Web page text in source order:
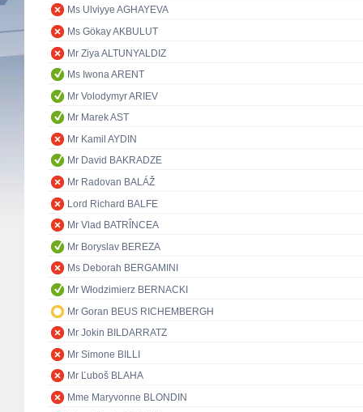
Ms Ulviyye AGHAYEVA
Ms Gökay AKBULUT
Mr Ziya ALTUNYALDIZ
Ms Iwona ARENT
Mr Volodymyr ARIEV
Mr Marek AST
Mr Kamil AYDIN
Mr David BAKRADZE
Mr Radovan BALÁŽ
Lord Richard BALFE
Mr Vlad BATRÎNCEA
Mr Boryslav BEREZA
Ms Deborah BERGAMINI
Mr Włodzimierz BERNACKI
Mr Goran BEUS RICHEMBERGH
Mr Jokin BILDARRATZ
Mr Simone BILLI
Mr Ľuboš BLAHA
Mme Maryvonne BLONDIN